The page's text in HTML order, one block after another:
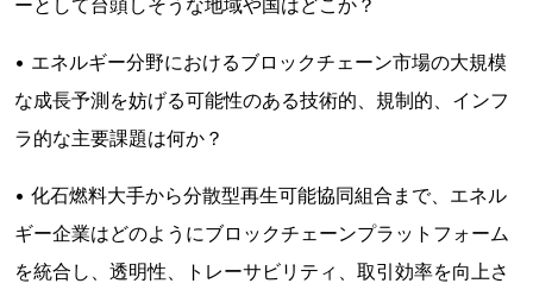
ーとして台頭しそうな地域や国はどこか？
• エネルギー分野におけるブロックチェーン市場の大規模
な成長予測を妨げる可能性のある技術的、規制的、インフ
ラ的な主要課題は何か？
• 化石燃料大手から分散型再生可能協同組合まで、エネル
ギー企業はどのようにブロックチェーンプラットフォーム
を統合し、透明性、トレーサビリティ、取引効率を向上さ